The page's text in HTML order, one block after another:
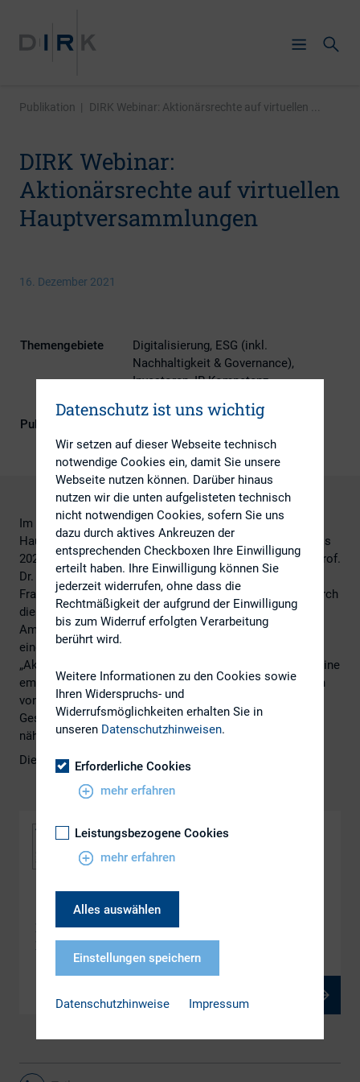
Publikation | DIRK Webinar: Aktionärsrechte auf virtuellen ...
DIRK Webinar:
Aktionärsrechte auf virtuellen
Hauptversammlungen
16. Dezember 2021
Themengebiete
Digitalisierung, ESG (inkl.
Nachhaltigkeit & Governance),
Investoren, IR-Kompetenz,
Publikationsform
Im Rahmen einer empirischen Untersuchung von 172
Hauptversammlungen von DAX-Unternehmen von 2016 bis
2021 gingen Benjamin Ruppert (Commerzbank AG) und Prof.
Dr. Stephan Schöning (SRH Hochschule Heidelberg) der
Frage nach, ob die Wahrnehmung der Aktionärsrechte durch
die virtuelle Durchführung verändert wurde.
Am 14. Dezember 2021 stellten die Autoren im Rahmen
eines DIRK-Webinars die Ergebnisse der Studie
„Aktionärsrechte auf virtuellen Hauptversammlungen – Eine
empirische Untersuchung von DAX-Hauptversammlungen
von 2016 bis 2021 und der Auswirkungen der Covid-19-
Gesetzgebung auf die Ausübung von Aktionärsrechten“
näher vor.
Die Videoaufzeichnung des Webinars finden Sie
DOWNLOAD
DIRK-Webinar: Aktionärsrechte auf virtuellen
Hauptversammlungen
Datenschutz ist uns wichtig
Wir setzen auf dieser Webseite technisch
notwendige Cookies ein, damit Sie unsere
Webseite nutzen können. Darüber hinaus
nutzen wir die unten aufgelisteten technisch
nicht notwendigen Cookies, sofern Sie uns
dazu durch aktives Ankreuzen der
entsprechenden Checkboxen Ihre Einwilligung
erteilt haben. Ihre Einwilligung können Sie
jederzeit widerrufen, ohne dass die
Rechtmäßigkeit der aufgrund der Einwilligung
bis zum Widerruf erfolgten Verarbeitung
berührt wird.
Weitere Informationen zu den Cookies sowie
Ihren Widerspruchs- und
Widerrufsmöglichkeiten erhalten Sie in
unseren Datenschutzhinweisen.
Erforderliche Cookies
mehr erfahren
Leistungsbezogene Cookies
mehr erfahren
Alles auswählen
Einstellungen speichern
Datenschutzhinweise Impressum